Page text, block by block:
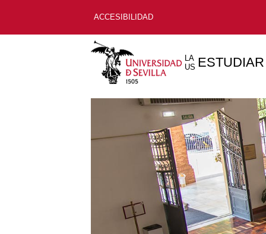
ACCESIBILIDAD
LA
US ESTUDIAR